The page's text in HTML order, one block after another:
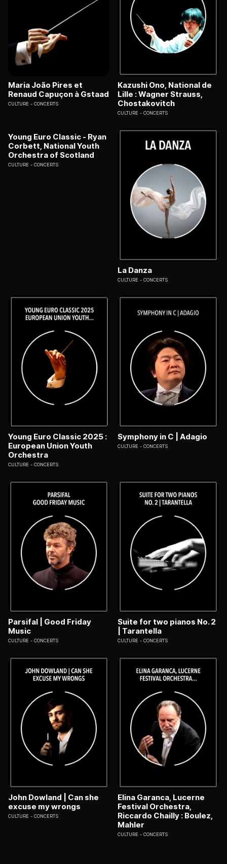
Maria João Pires et
Renaud Capuçon à Gstaad
CULTURE CONCERTS
Kazushi Ono, National de
Lille : Wagner Strauss,
Chostakovitch
CULTURE CONCERTS
Young Euro Classic - Ryan
Corbett, National Youth
Orchestra of Scotland
CULTURE CONCERTS
La Danza
CULTURE CONCERTS
Young Euro Classic 2025 :
European Union Youth
Orchestra
CULTURE CONCERTS
Symphony in C | Adagio
CULTURE CONCERTS
Parsifal | Good Friday
Music
CULTURE CONCERTS
Suite for two pianos No. 2
| Tarantella
CULTURE CONCERTS
John Dowland | Can she
excuse my wrongs
CULTURE CONCERTS
Elina Garanca, Lucerne
Festival Orchestra,
Riccardo Chailly : Boulez,
Mahler
CULTURE CONCERTS